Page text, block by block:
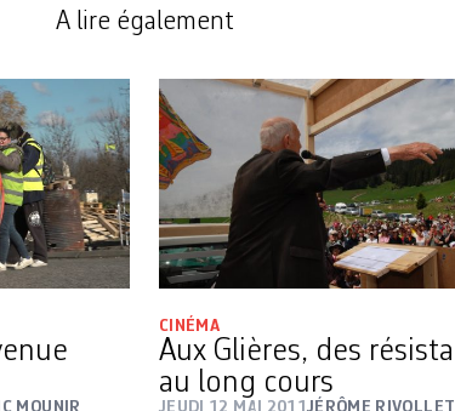
A lire également
MOUNIR
CINÉMA
Aux Glières, des
au long cours
JEUDI 12 MAI 2011 JÉRÔME RIVOLLET